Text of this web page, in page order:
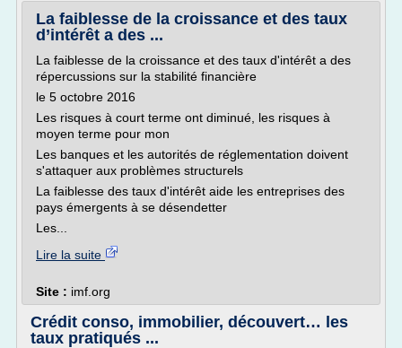
La faiblesse de la croissance et des taux
d’intérêt a des ...
La faiblesse de la croissance et des taux d'intérêt a des
répercussions sur la stabilité financière
le 5 octobre 2016
Les risques à court terme ont diminué, les risques à
moyen terme pour mon
Les banques et les autorités de réglementation doivent
s'attaquer aux problèmes structurels
La faiblesse des taux d'intérêt aide les entreprises des
pays émergents à se désendetter
Les...
Lire la suite
Site : imf.org
Crédit conso, immobilier, découvert… les
taux pratiqués ...